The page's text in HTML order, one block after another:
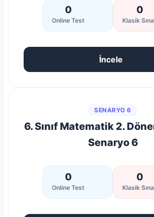
0
Online Test
0
Klasik
İncele
SENARYO 6
6. Sınıf Matematik 2.
Senaryo 6
0
Online Test
0
Klasik